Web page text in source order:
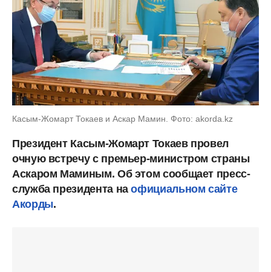
Касым-Жомарт Токаев и Аскар Мамин. Фото: akorda.kz
Президент Касым-Жомарт Токаев провел
очную встречу с премьер-министром страны
Аскаром Маминым. Об этом сообщает пресс-
служба президента наофициальном сайте
Акорды.